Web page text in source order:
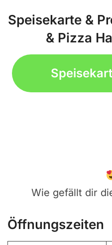
Speisekarte &
& Pizza
Wie gefällt dir
Öffnungszeiten